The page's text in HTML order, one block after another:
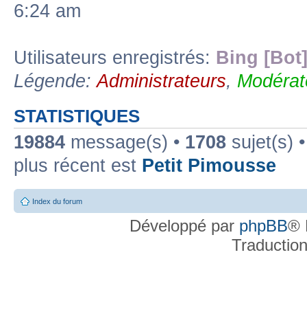
6:24 am
Utilisateurs enregistrés: Bing [Bot]
Légende:Administrateurs,
STATISTIQUES
19884 message(s) • 1708 sujet(s)
plus récent est Petit Pimousse
Index du forum
Développé par phpBB®